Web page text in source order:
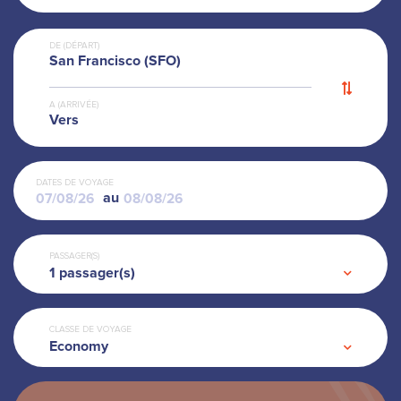
DE (DÉPART)
San Francisco (SFO)
A (ARRIVÉE)
Vers
DATES DE VOYAGE
au
PASSAGER(S)
1 passager(s)
CLASSE DE VOYAGE
Economy